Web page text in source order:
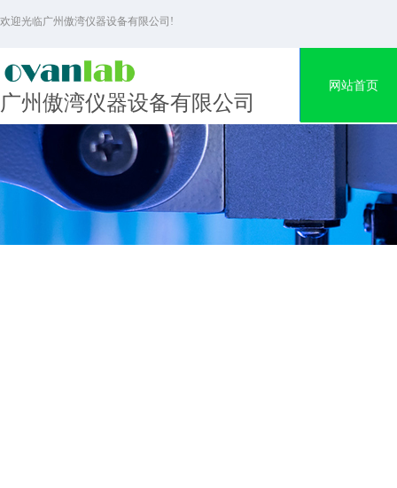
网站首页
欢迎光临广州傲湾仪器设备有限公司!
广州傲湾仪器设备有限公司